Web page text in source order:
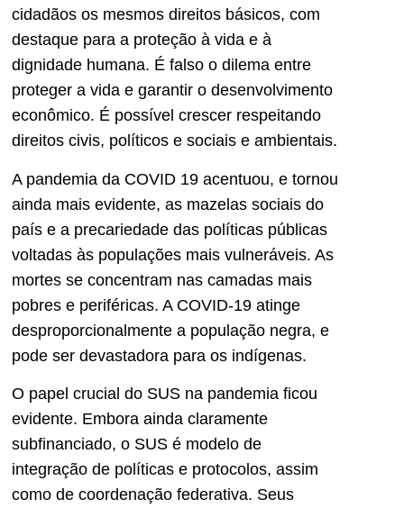
cidadãos os mesmos direitos básicos, com
destaque para a proteção à vida e à
dignidade humana. É falso o dilema entre
proteger a vida e garantir o desenvolvimento
econômico. É possível crescer respeitando
direitos civis, políticos e sociais e ambientais.
A pandemia da COVID 19 acentuou, e tornou
ainda mais evidente, as mazelas sociais do
país e a precariedade das políticas públicas
voltadas às populações mais vulneráveis. As
mortes se concentram nas camadas mais
pobres e periféricas. A COVID-19 atinge
desproporcionalmente a população negra, e
pode ser devastadora para os indígenas.
O papel crucial do SUS na pandemia ficou
evidente. Embora ainda claramente
subfinanciado, o SUS é modelo de
integração de políticas e protocolos, assim
como de coordenação federativa. Seus